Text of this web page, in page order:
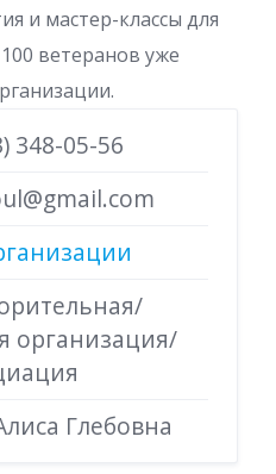
и мастер-классы для
ветеранов уже
348-05-56
организация/
Глебовна